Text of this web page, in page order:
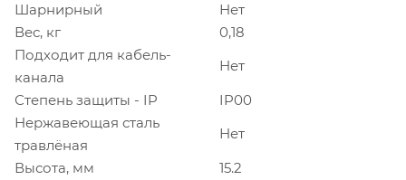
Шарнирный
Нет
Вес, кг
0,18
Подходит для кабель-
канала
Нет
Степень защиты - IP
IP00
Нержавеющая сталь
травлёная
Нет
Высота, мм
15.2